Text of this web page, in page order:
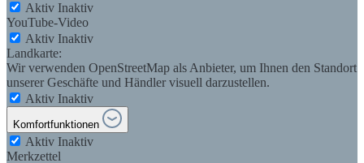
Aktiv Inaktiv
YouTube-Video
Aktiv Inaktiv
Landkarte:
Wir verwenden OpenStreetMap als Anbieter, um Ihnen den Standort
unserer Geschäfte und Händler visuell darzustellen.
Aktiv Inaktiv
Komfortfunktionen
Aktiv Inaktiv
Merkzettel